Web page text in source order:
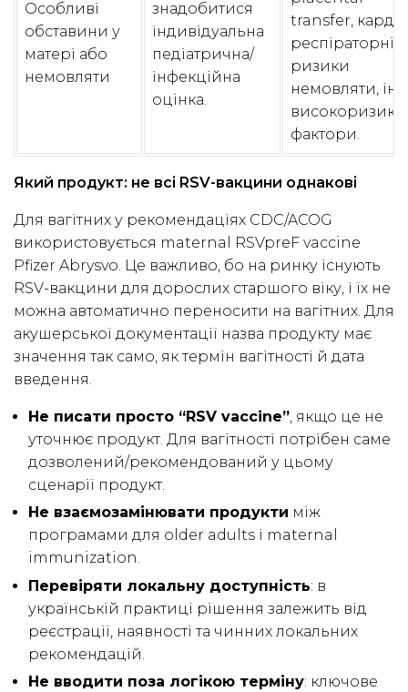
Особливі
обставини у
матері або
немовляти
знадобитися
індивідуальна
педіатрична/
інфекційна
оцінка.
transfer,
респіраторні
ризики
немовляти,
фактори.
Який продукт: не всі RSV-вакцини однакові
Для вагітних у рекомендаціях CDC/ACOG
використовується maternal RSVpreF vaccine
Pfizer Abrysvo. Це важливо, бо на ринку існують
RSV-вакцини для дорослих старшого віку, і їх не
можна автоматично переносити на вагітних. Для
акушерської документації назва продукту має
значення так само, як термін вагітності й дата
введення.
Не писати просто “RSV vaccine” , якщо це не
уточнює продукт. Для вагітності потрібен саме
дозволений/рекомендований у цьому
сценарії продукт.
Не взаємозамінювати продукти між
програмами для older adults і maternal
immunization.
Перевіряти локальну доступність: в
українській практиці рішення залежить від
реєстрації, наявності та чинних локальних
рекомендацій.
Не вводити поза логікою терміну: ключове